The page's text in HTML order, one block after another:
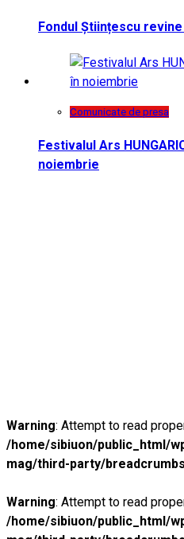
Fondul Științescu
Comunicate de presa
Festivalul Ars
noiembrie
Warning: Attempt to read
/home/sibiuon/public_html/
mag/third-party/
Warning: Attempt to read
/home/sibiuon/public_html/